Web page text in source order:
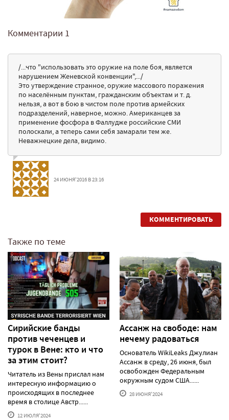
Комментарии 1
/...что "использовать это оружие на поле боя, является
нарушением Женевской конвенции",.../
Это утверждение странное, оружие массового поражения
по населённым пунктам, гражданским объектам и т. д.
нельзя, а вот в бою в чистом поле против армейских
подразделений, наверное, можно. Американцев за
применение фосфора в Фаллудже российские СМИ
полоскали, а теперь сами себя замарали тем же.
Неважнецкие дела, видимо.
24 ИЮНЯ'2016 В 23:16
КОММЕНТИРОВАТЬ
Также по теме
Сирийские банды
против чеченцев и
турок в Вене: кто и что
за этим стоит?
Читатель из Вены прислал нам
интересную информацию о
происходящих в последнее
время в столице Австр......
12 ИЮЛЯ'2024
Ассанж на свободе: нам
нечему радоваться
Основатель WikiLeaks Джулиан
Ассанж в среду, 26 июня, был
освобожден Федеральным
окружным судом США......
28 ИЮНЯ'2024